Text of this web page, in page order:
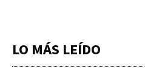
LO MÁS LEÍDO